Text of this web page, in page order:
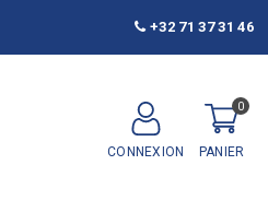
+32 71 37 31 46
CONNEXION
0
PANIER